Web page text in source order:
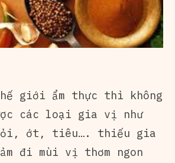
giới ẩm thực thì không
các loại gia vị như
tỏi, ớt, tiêu…. thiếu gia
đi mùi vị thơm ngon